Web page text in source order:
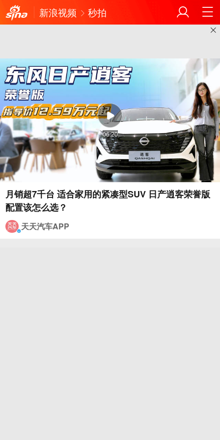
新浪视频 秒拍
06:20
月销超7千台 适合家用的紧凑型SUV 日产逍客荣誉版
天天汽车APP